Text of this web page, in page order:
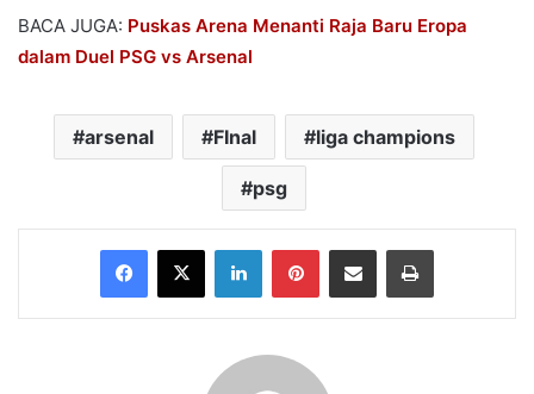
BACA JUGA: Puskas Arena Menanti Raja Baru Eropa
dalam Duel PSG vs Arsenal
arsenal FInal liga champions
psg
Facebook
X LinkedInPinterestShare via Email Print